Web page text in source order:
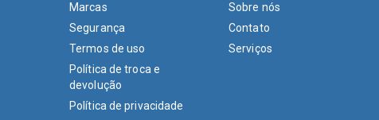
Marcas
Segurança
Termos de uso
Política de troca e
devolução
Política de privacidade
Sobre nós
Contato
Serviços